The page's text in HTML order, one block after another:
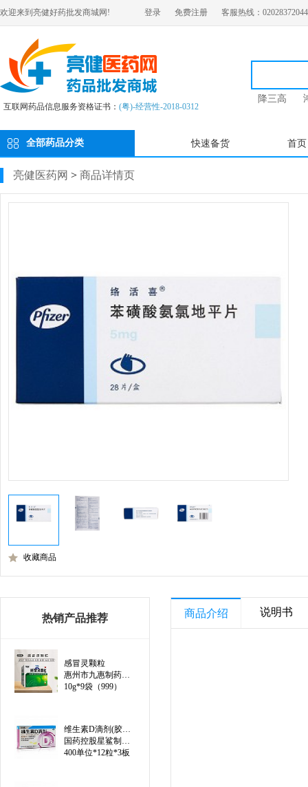
欢迎来到亮健好药批发商城网! 登录 免费注册 客服热线：02028372044
互联网药品信息服务资格证书： (粤)-经营性-2018-0312
降三高
全部药品分类 快速备货 首页
亮健医药网 > 商品详情页
收藏商品
热销产品推荐
感冒灵颗粒
惠州市九惠制药股份有限公司
10g*9袋（999）
维生素D滴剂(胶囊型)（线上）
国药控股星鲨制药(厦门)有限公司
400单位*12粒*3板
商品介绍 说明书